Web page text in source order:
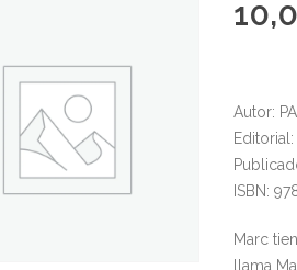
Autor:
Editorial:
ISBN:
Marc
llama